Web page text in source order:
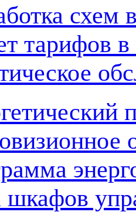
схем
тарифов
шкафов